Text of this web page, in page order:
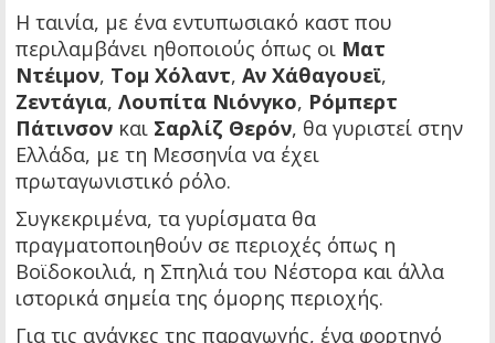
Η ταινία, με ένα εντυπωσιακό καστ που
περιλαμβάνει ηθοποιούς όπως οι Ματ
Ντέιμον, Τομ Χόλαντ, Αν Χάθαγουεϊ,
Ζεντάγια, Λουπίτα Νιόνγκο, Ρόμπερτ
Πάτινσον και Σαρλίζ Θερόν, θα γυριστεί στην
Ελλάδα, με τη Μεσσηνία να έχει
πρωταγωνιστικό ρόλο.
Συγκεκριμένα, τα γυρίσματα θα
πραγματοποιηθούν σε περιοχές όπως η
Βοϊδοκοιλιά, η Σπηλιά του Νέστορα και άλλα
ιστορικά σημεία της όμορης περιοχής.
Για τις ανάγκες της παραγωγής, ένα φορτηγό